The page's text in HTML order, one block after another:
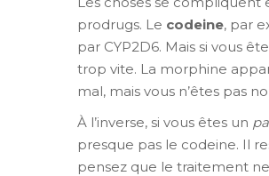
prodrugs. Le codeine, par
par CYP2D6. Mais si vous
trop vite. La morphine
mal, mais vous n’êtes pas
À l’inverse, si vous êtes un
presque pas le codeine. Il
pensez que le traitement